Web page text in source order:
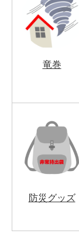
竜巻
防災グッズ